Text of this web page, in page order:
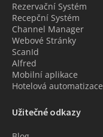
Rezervační Systém
Recepční Systém
Channel Manager
Webové Stránky
ScanId
Alfred
Mobilní aplikace
Hotelová automatizace
Užitečné odkazy